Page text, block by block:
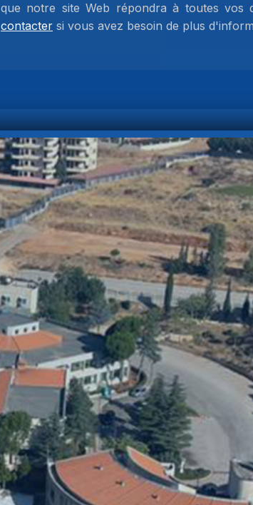
que notre site Web répondra à toutes vos
contacter si vous avez besoin de plus